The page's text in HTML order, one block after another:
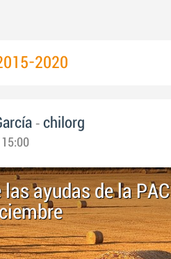
2020
- chilorg
ayudas de la